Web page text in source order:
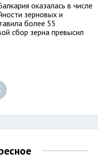
оказалась в числе
зерновых и
более 55
сбор зерна превысил